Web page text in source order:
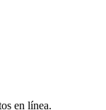
en línea.